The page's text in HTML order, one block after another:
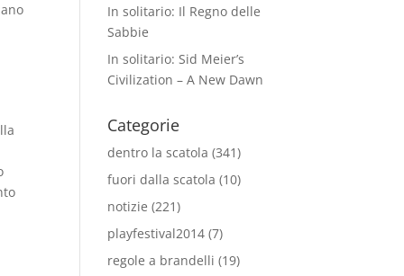
In solitario: Il Regno delle
Sabbie
In solitario: Sid Meier’s
Civilization – A New Dawn
Categorie
dentro la scatola (341)
fuori dalla scatola (10)
notizie (221)
playfestival2014 (7)
regole a brandelli (19)